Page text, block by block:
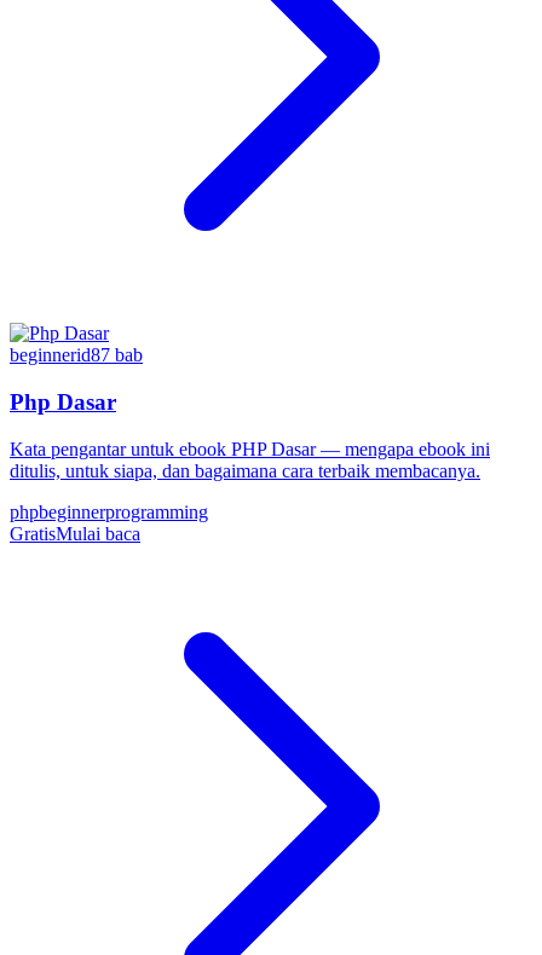
beginnerid87 bab
Php Dasar
Kata pengantar untuk ebook PHP Dasar — mengapa ebook ini
ditulis, untuk siapa, dan bagaimana cara terbaik membacanya.
phpbeginnerprogramming
GratisMulai baca